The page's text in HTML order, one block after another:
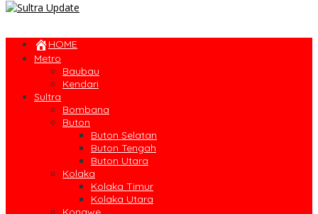
HOME
Metro
Baubau
Kendari
Sultra
Bombana
Buton
Buton Selatan
Buton Tengah
Buton Utara
Kolaka
Kolaka Timur
Kolaka Utara